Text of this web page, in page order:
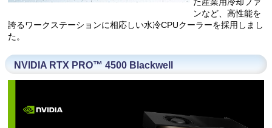
た産業用冷却ファ
ンなど、高性能を
誇るワークステーションに相応しい水冷CPUクーラーを採用しまし
た。
NVIDIA RTX PRO™ 4500 Blackwell